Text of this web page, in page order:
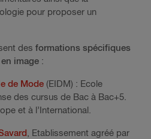
pour proposer un
des formations spécifiques
image :
de Mode (EIDM) : Ecole
des cursus de Bac à Bac+5.
et à l’International.
, Etablissement agréé par